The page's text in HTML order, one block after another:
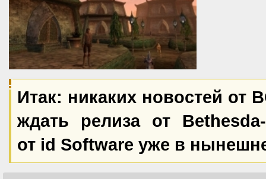
Итак: никаких новостей от
ждать релиза от
от id Software уже в